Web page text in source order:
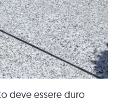
deve essere duro